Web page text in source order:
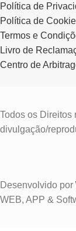
Política de
Política de
Termos e
Livro de
Centro de
Todos os Direitos
divulgação/
Desenvolvido por
WEB, APP &